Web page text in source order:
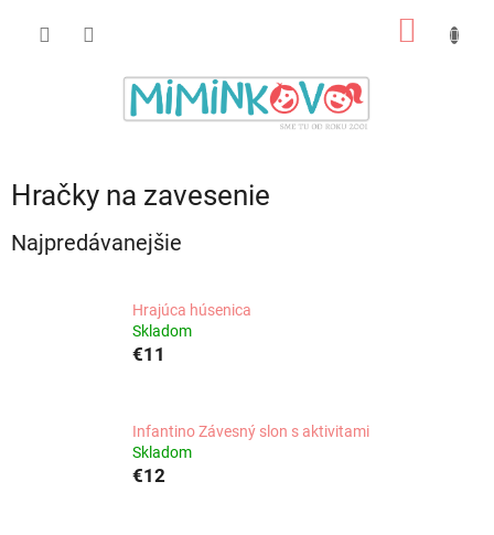
Hračky na zavesenie
Najpredávanejšie
Hrajúca húsenica
Skladom
€11
Infantino Závesný slon s aktivitami
Skladom
€12